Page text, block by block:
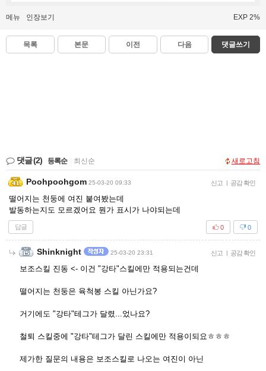
메뉴 인장보기 EXP 2%
목록 본문 이전 다음 댓글쓰기
댓글(2) 등록순 최신순 새로고침
Poohpoohgom 25-03-20 09:33 신고 | 공감 확인
떨어지는 천둥에 여진 붙여봤는데
발동하는지도 모르겠어요 뭔가 표시가 나야되는데
답글 0
0
Shinknight 25-03-20 23:31 신고 | 공감 확인
보조스킬 진동 <- 이건 "강타"스킬에만 적용되는건데
떨어지는 천둥은 육척봉 스킬 아닌가요?
거기에도 "강타"테그가 달렸...었나요?
철퇴 스킬중에 "강타"테그가 달린 스킬에만 적용이되요ㅎㅎㅎ
제가한 질문의 내용은 보조스킬로 나오는 여진이 아닌